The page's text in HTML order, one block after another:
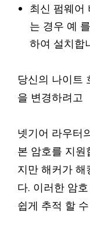
최신 펌웨어
는 경우 예
하여 설치합
당신의 나이트
을 변경하려고
넷기어 라우터
본 암호를 지원
지만 해커가 해
다. 이러한 암
쉽게 추적 할